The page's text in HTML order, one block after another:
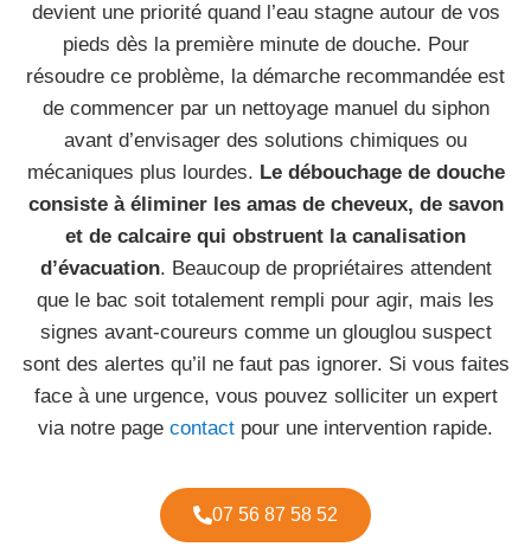
devient une priorité quand l’eau stagne autour de vos
pieds dès la première minute de douche. Pour
résoudre ce problème, la démarche recommandée est
de commencer par un nettoyage manuel du siphon
avant d’envisager des solutions chimiques ou
mécaniques plus lourdes. Le débouchage de douche
consiste à éliminer les amas de cheveux, de savon
et de calcaire qui obstruent la canalisation
d’évacuation. Beaucoup de propriétaires attendent
que le bac soit totalement rempli pour agir, mais les
signes avant-coureurs comme un glouglou suspect
sont des alertes qu’il ne faut pas ignorer. Si vous faites
face à une urgence, vous pouvez solliciter un expert
via notre page contact pour une intervention rapide.
07 56 87 58 52